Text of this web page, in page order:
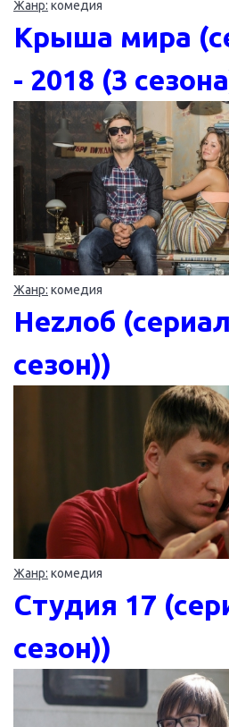
Жанр: комедия
Крыша мира
- 2018 (3
Жанр: комедия
Неzлоб
сезон))
Жанр: комедия
Студия 17
сезон))